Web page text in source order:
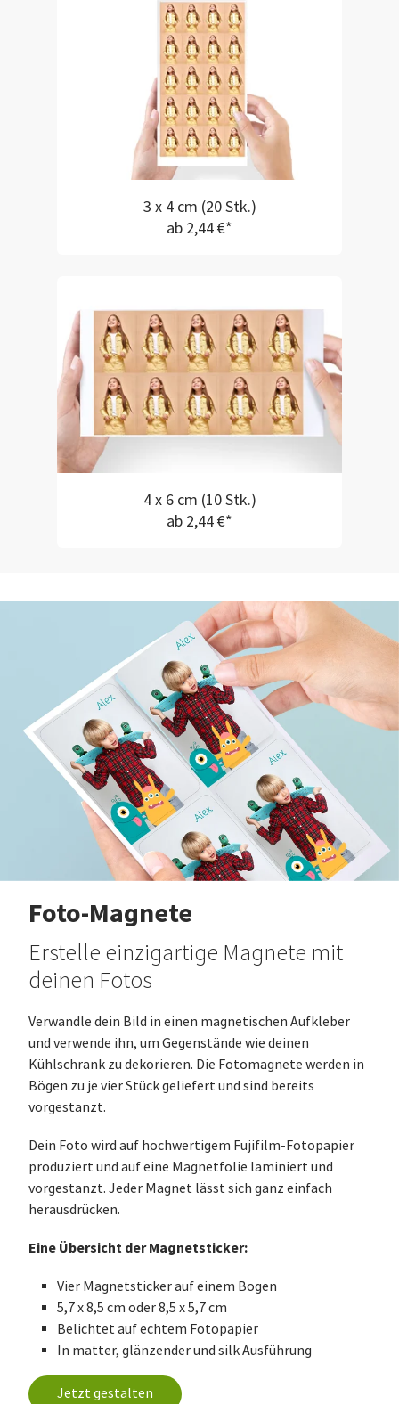
3 x 4 cm (20 Stk.)
ab 2,44 €*
4 x 6 cm (10 Stk.)
ab 2,44 €*
Foto-Magnete
Erstelle einzigartige Magnete mit
deinen Fotos
Verwandle dein Bild in einen magnetischen Aufkleber
und verwende ihn, um Gegenstände wie deinen
Kühlschrank zu dekorieren. Die Fotomagnete werden in
Bögen zu je vier Stück geliefert und sind bereits
vorgestanzt.
Dein Foto wird auf hochwertigem Fujifilm-Fotopapier
produziert und auf eine Magnetfolie laminiert und
vorgestanzt. Jeder Magnet lässt sich ganz einfach
herausdrücken.
Eine Übersicht der Magnetsticker:
Vier Magnetsticker auf einem Bogen
5,7 x 8,5 cm oder 8,5 x 5,7 cm
Belichtet auf echtem Fotopapier
In matter, glänzender und silk Ausführung
Jetzt gestalten